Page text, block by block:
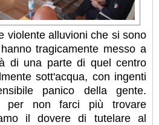
violente alluvioni che si sono
tragicamente messo a
di una parte di quel centro
sott'acqua, con ingenti
panico della gente.
per non farci più trovare
il dovere di tutelare al